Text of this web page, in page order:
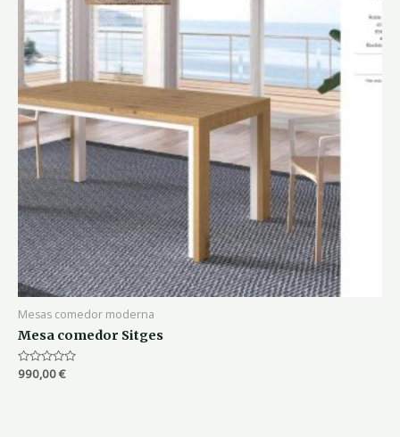
Mesas comedor moderna
Mesa comedor Sitges
Valorado
990,00€